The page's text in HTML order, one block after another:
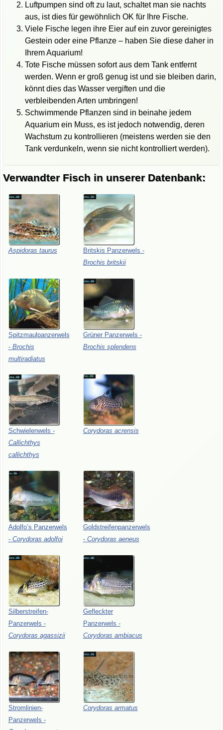
Luftpumpen sind oft zu laut, schaltet man sie nachts
aus, ist dies für gewöhnlich OK für Ihre Fische.
Viele Fische legen ihre Eier auf ein zuvor gereinigtes
Gestein oder eine Pflanze – haben Sie diese daher in
Ihrem Aquarium!
Tote Fische müssen sofort aus dem Tank entfernt
werden. Wenn er groß genug ist und sie bleiben darin,
könnt dies das Wasser vergiften und die
verbleibenden Arten umbringen!
Schwimmende Pflanzen sind in beinahe jedem
Aquarium ein Muss, es ist jedoch notwendig, deren
Wachstum zu kontrollieren (meistens werden sie den
Tank verdunkeln, wenn sie nicht kontrolliert werden).
Verwandter Fisch in unserer Datenbank:
Aspidoras taurus Britskis Panzerwels -
Brochis britskii
Spitzmaulpanzerwels
- Brochis
multiradiatus
Grüner Panzerwels -
Brochis splendens
Schwielenwels -
Callichthys
callichthys
Corydoras acrensis
Adolfo’s Panzerwels
- Corydoras adolfoi
Goldstreifenpanzerwels
- Corydoras aeneus
Silberstreifen-
Panzerwels -
Corydoras agassizii
Gefleckter
Panzerwels -
Corydoras ambiacus
Stromlinien-
Panzerwels -
Corydoras armatus